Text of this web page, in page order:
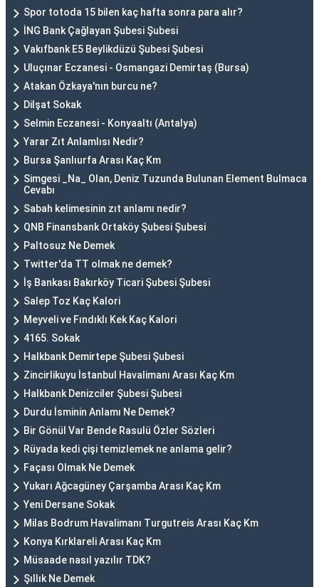
Spor totoda 15 bilen kaç hafta sonra para alır?
İNG Bank Çağlayan Şubesi Şubesi
Vakıfbank E5 Beylikdüzü Şubesi Şubesi
Uluçınar Eczanesi - Osmangazi Demirtaş (Bursa)
Atakan Özkaya'nın burcu ne?
Dilşat Sokak
Selmin Eczanesi - Konyaaltı (Antalya)
Yarar Zıt Anlamlısı Nedir?
Bursa Şanlıurfa Arası Kaç Km
Simgesi _Na_ Olan, Deniz Tuzunda Bulunan Element Bulmaca
Cevabı
Sabah kelimesinin zıt anlamı nedir?
QNB Finansbank Ortaköy Şubesi Şubesi
Paltosuz Ne Demek
Twitter'da TT olmak ne demek?
İş Bankası Bakırköy Ticari Şubesi Şubesi
Salep Toz Kaç Kalori
Meyveli ve Fındıklı Kek Kaç Kalori
4165. Sokak
Halkbank Demirtepe Şubesi Şubesi
Zincirlikuyu İstanbul Havalimanı Arası Kaç Km
Halkbank Denizciler Şubesi Şubesi
Durdu İsminin Anlamı Ne Demek?
Bir Gönül Var Bende Rasulü Özler Sözleri
Rüyada kedi çişi temizlemek ne anlama gelir?
Façası Olmak Ne Demek
Yukarı Ağcagüney Çarşamba Arası Kaç Km
Yeni Dersane Sokak
Milas Bodrum Havalimanı Turgutreis Arası Kaç Km
Konya Kırklareli Arası Kaç Km
Müsaade nasıl yazılır TDK?
Şıllık Ne Demek